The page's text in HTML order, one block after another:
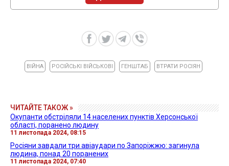
ВІЙНА РОСІЙСЬКІ ВІЙСЬКОВІ ГЕНШТАБ ВТРАТИ РОСІЯН
ЧИТАЙТЕ ТАКОЖ »
Окупанти обстріляли 14 населених пунктів Херсонської
області, поранено людину
11 листопада 2024, 08:15
Росіяни завдали три авіаудари по Запоріжжю: загинула
людина, понад 20 поранених
11 листопада 2024, 07:40